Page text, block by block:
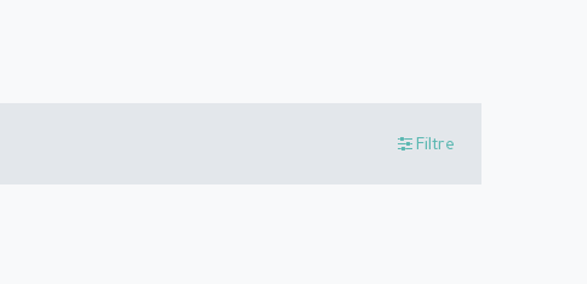
Filtre